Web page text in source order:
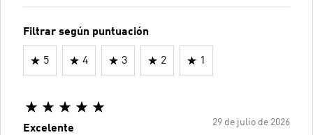
Filtrar según puntuación
5 4 3 2 1
29 de julio de 2026
Excelente